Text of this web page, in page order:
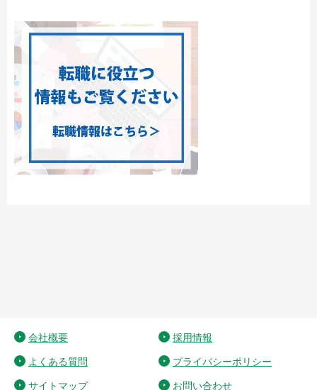
会社概要 採用情報
よくある質問 プライバシーポリシー
サイトマップ お問い合わせ